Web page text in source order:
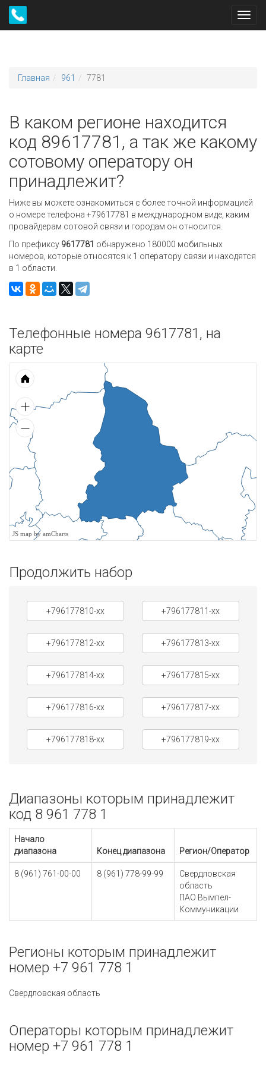
Главная 961 7781
В каком регионе находится
код 89617781, а так же какому
сотовому оператору он
принадлежит?
Ниже вы можете ознакомиться с более точной информацией
о номере телефона +79617781 в международном виде, каким
провайдерам сотовой связи и городам он относится.
По префиксу 9617781 обнаружено 180000 мобильных
номеров, которые относятся к 1 оператору связи и находятся
в 1 области.
Телефонные номера 9617781, на
карте
JS map by amCharts
Продолжить набор
+796177810-xx +796177811-xx
+796177812-xx +796177813-xx
+796177814-xx +796177815-xx
+796177816-xx +796177817-xx
+796177818-xx +796177819-xx
Диапазоны которым принадлежит
код 8 961 778 1
Начало
диапазона
Конец диапазона Регион/Оператор
8 (961) 761-00-00 8 (961) 778-99-99
Свердловская
область
ПАО Вымпел-
Коммуникации
Регионы которым принадлежит
номер +7 961 778 1
Свердловская область
Операторы которым принадлежит
номер +7 961 778 1